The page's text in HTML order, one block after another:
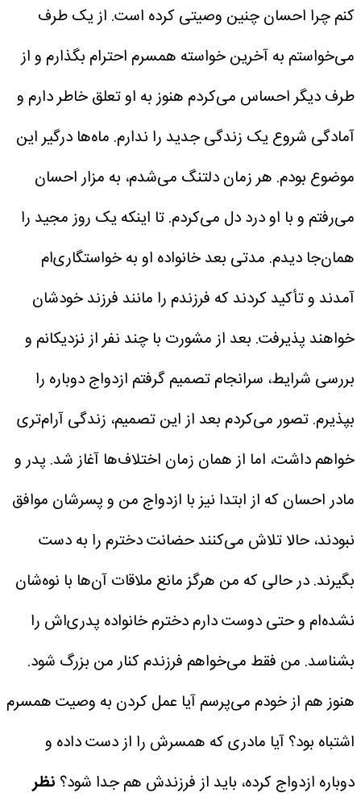
کنم چرا احسان چنین وصیتی کرده است. از یک طرف
می‌خواستم به آخرین خواسته همسرم احترام بگذارم و از
طرف دیگر احساس می‌کردم هنوز به او تعلق خاطر دارم و
آمادگی شروع یک زندگی جدید را ندارم. ماه‌ها درگیر این
موضوع بودم. هر زمان دلتنگ می‌شدم، به مزار احسان
می‌رفتم و با او درد دل می‌کردم. تا اینکه یک روز مجید را
همان‌جا دیدم. مدتی بعد خانواده او به خواستگاری‌ام
آمدند و تأکید کردند که فرزندم را مانند فرزند خودشان
خواهند پذیرفت. بعد از مشورت با چند نفر از نزدیکانم و
بررسی شرایط، سرانجام تصمیم گرفتم ازدواج دوباره را
بپذیرم. تصور می‌کردم بعد از این تصمیم، زندگی آرام‌تری
خواهم داشت، اما از همان زمان اختلاف‌ها آغاز شد. پدر و
مادر احسان که از ابتدا نیز با ازدواج من و پسرشان موافق
نبودند، حالا تلاش می‌کنند حضانت دخترم را به دست
بگیرند. در حالی که من هرگز مانع ملاقات آن‌ها با نوه‌شان
نشده‌ام و حتی دوست دارم دخترم خانواده پدری‌اش را
بشناسد. من فقط می‌خواهم فرزندم کنار من بزرگ شود.
هنوز هم از خودم می‌پرسم آیا عمل کردن به وصیت همسرم
اشتباه بود؟ آیا مادری که همسرش را از دست داده و
دوباره ازدواج کرده، باید از فرزندش هم جدا شود؟ نظر